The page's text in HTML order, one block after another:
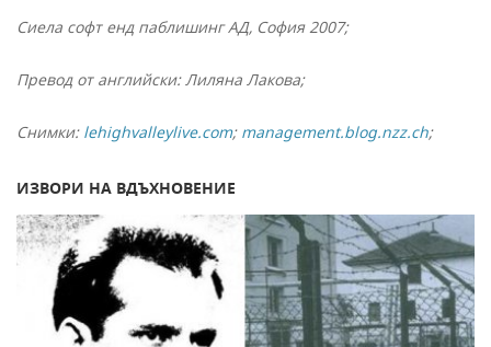
Сиела софт енд паблишинг АД, София 2007;
Превод от английски: Лиляна Лакова;
Снимки: lehighvalleylive.com; management.blog.nzz.ch;
ИЗВОРИ НА ВДЪХНОВЕНИЕ